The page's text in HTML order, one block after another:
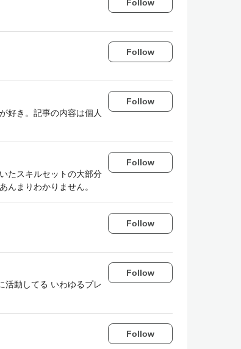
Follow
Follow
好き。記事の内容は個人
Follow
たスキルセットの大部分
んまりわかりません。
Follow
Follow
活動してる いわゆるプレ
Follow
Follow